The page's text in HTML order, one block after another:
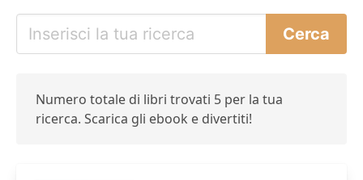
Numero totale di libri trovati 5 per la tua
ricerca. Scarica gli ebook e divertiti!